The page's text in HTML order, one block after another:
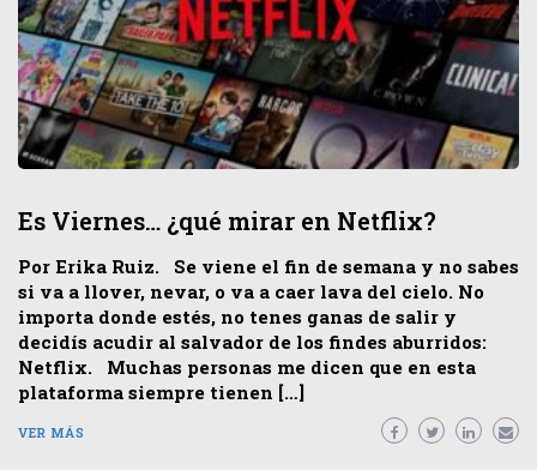
Es Viernes… ¿qué mirar en Netflix?
Por Erika Ruiz. Se viene el fin de semana y no sabes
si va a llover, nevar, o va a caer lava del cielo. No
importa donde estés, no tenes ganas de salir y
decidís acudir al salvador de los findes aburridos:
Netflix. Muchas personas me dicen que en esta
plataforma siempre tienen […]
VER MÁS